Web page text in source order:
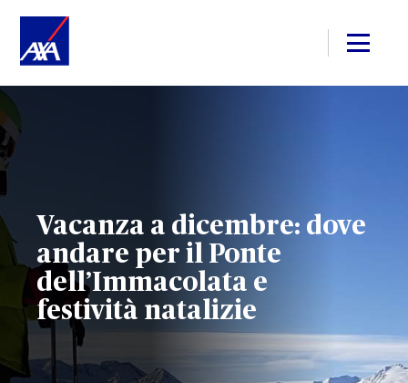
Vacanza a dicembre: dove
andare per il Ponte
dell’Immacolata e
festività natalizie